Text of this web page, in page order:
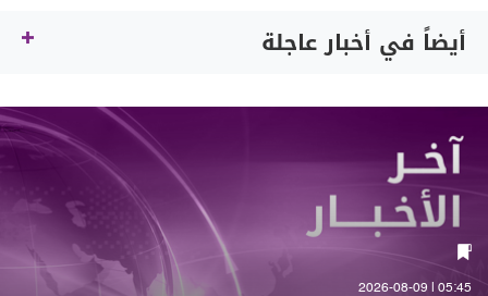
أيضاً في أخبار عاجلة
05:45 | 2026-08-09